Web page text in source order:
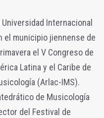
Internacional
el municipio jiennense de
el V Congreso de
Latina y el Caribe de
(Arlac-IMS).
de Musicología
del Festival de